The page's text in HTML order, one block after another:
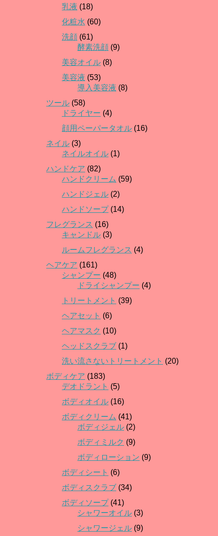
乳液 (18)
化粧水 (60)
洗顔 (61)
酵素洗顔 (9)
美容オイル (8)
美容液 (53)
導入美容液 (8)
ツール (58)
ドライヤー (4)
顔用ペーパータオル (16)
ネイル (3)
ネイルオイル (1)
ハンドケア (82)
ハンドクリーム (59)
ハンドジェル (2)
ハンドソープ(14)
フレグランス (16)
キャンドル (3)
ルームフレグランス (4)
ヘアケア (161)
シャンプー (48)
ドライシャンプー (4)
トリートメント (39)
ヘアセット (6)
ヘアマスク (10)
ヘッドスクラブ (1)
洗い流さないトリートメント (20)
ボディケア (183)
デオドラント (5)
ボディオイル (16)
ボディクリーム (41)
ボディジェル (2)
ボディミルク (9)
ボディローション (9)
ボディシート (6)
ボディスクラブ (34)
ボディソープ(41)
シャワーオイル (3)
シャワージェル (9)